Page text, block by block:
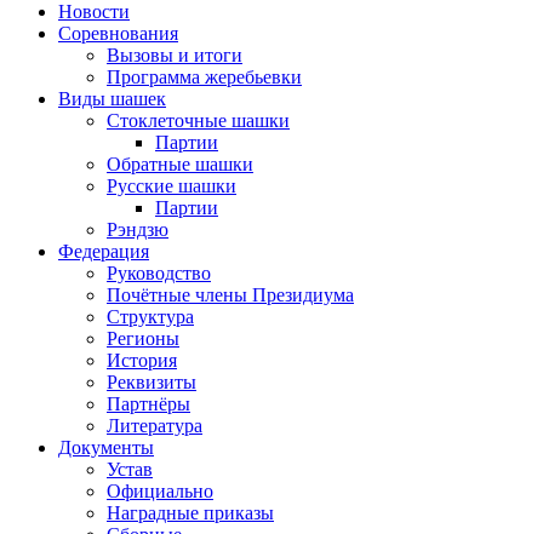
Новости
Соревнования
Вызовы и итоги
Программа жеребьевки
Виды шашек
Стоклеточные шашки
Партии
Обратные шашки
Русские шашки
Партии
Рэндзю
Федерация
Руководство
Почётные члены Президиума
Структура
Регионы
История
Реквизиты
Партнёры
Литература
Документы
Устав
Официально
Наградные приказы